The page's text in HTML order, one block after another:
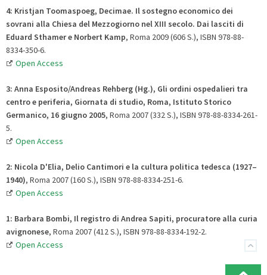
4: Kristjan Toomaspoeg, Decimae. Il sostegno economico dei
sovrani alla Chiesa del Mezzogiorno nel XIII secolo. Dai lasciti di
Eduard Sthamer e Norbert Kamp, Roma 2009 (606 S.), ISBN 978-88-
8334-350-6.
Open Access
3: Anna Esposito/Andreas Rehberg (Hg.), Gli ordini ospedalieri tra
centro e periferia, Giornata di studio, Roma, Istituto Storico
Germanico, 16 giugno 2005, Roma 2007 (332 S.), ISBN 978-88-8334-261-
5.
Open Access
2: Nicola D'Elia, Delio Cantimori e la cultura politica tedesca (1927–
1940), Roma 2007 (160 S.), ISBN 978-88-8334-251-6.
Open Access
1: Barbara Bombi, Il registro di Andrea Sapiti, procuratore alla curia
avignonese, Roma 2007 (412 S.), ISBN 978-88-8334-192-2.
Open Access